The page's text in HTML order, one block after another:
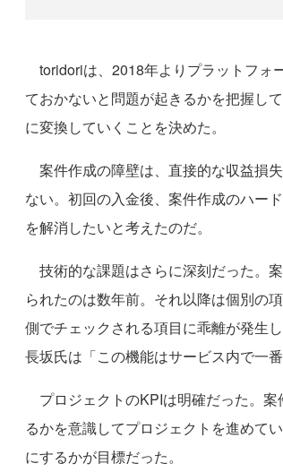
toridoriは、2018年よりプラットフォ
ておかないと問題が起きるかを把握し
に変換していくことを決めた。
案件作成の障壁は、直接的な収益損
ない。初回の入金後、案件作成のハー
を解消したいと考えたのだ。
技術的な課題はさらに深刻だった。
られたのは数年前。それ以降は個別の
側でチェックされる項目に乖離が発生
長坂氏は「この機能はサービス内で一
プロジェクトのKPIは明確だった。
るかを意識してプロジェクトを進めて
にするかが目標だった。